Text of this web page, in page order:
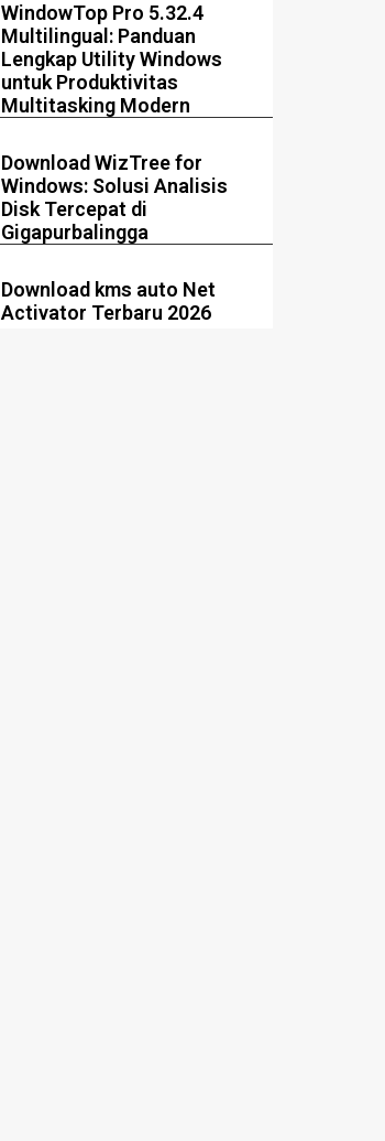
WindowTop Pro 5.32.4
Multilingual: Panduan
Lengkap Utility Windows
untuk Produktivitas
Multitasking Modern
Download WizTree for
Windows: Solusi Analisis
Disk Tercepat di
Gigapurbalingga
Download kms auto Net
Activator Terbaru 2026